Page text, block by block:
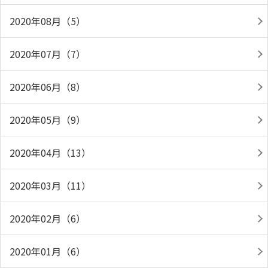
2020年08月（5）
2020年07月（7）
2020年06月（8）
2020年05月（9）
2020年04月（13）
2020年03月（11）
2020年02月（6）
2020年01月（6）